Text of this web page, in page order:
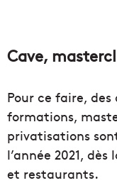
Cave,
Pour ce faire,
formations,
privatisations
l’année 2021,
et restaurants.